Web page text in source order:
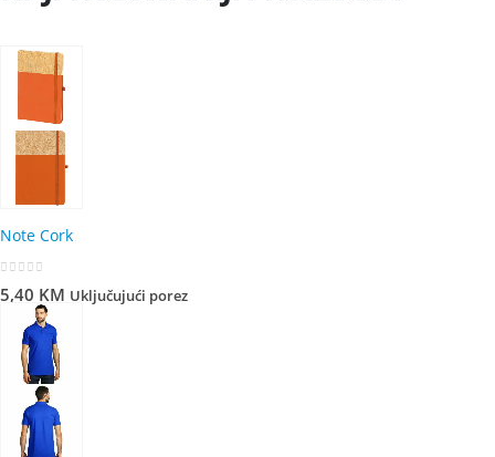
Note Cork
5,40 KM Uključujući porez